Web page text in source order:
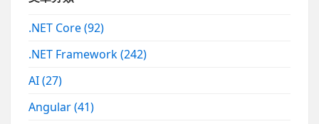
.NET Core(92)
.NET Framework(242)
AI(27)
Angular(41)